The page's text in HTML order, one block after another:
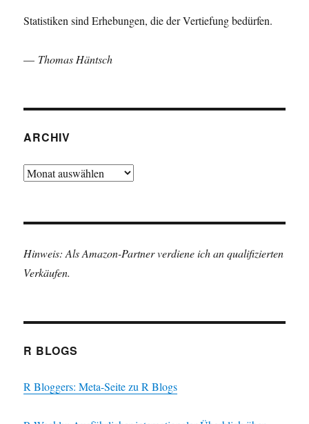
Statistiken sind Erhebungen, die der Vertiefung bedürfen.
— Thomas Häntsch
ARCHIV
Archiv
Hinweis: Als Amazon-Partner verdiene ich an qualifizierten
Verkäufen.
R BLOGS
R Bloggers: Meta-Seite zu R Blogs